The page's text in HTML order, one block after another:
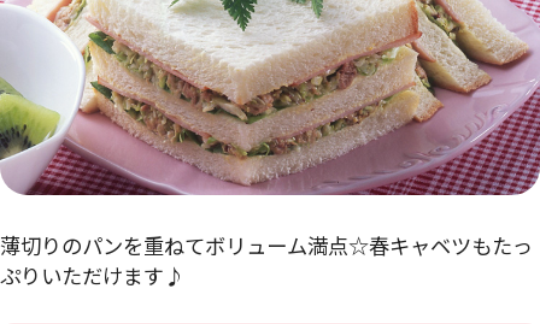
薄切りのパンを重ねてボリューム満点☆春キャベツもたっ
ぷりいただけます♪